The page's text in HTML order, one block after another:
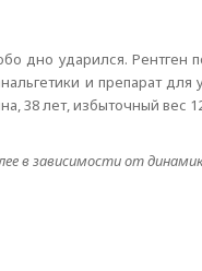
дно ударился.
и препарат
38 лет, избыточный вес
в зависимости от